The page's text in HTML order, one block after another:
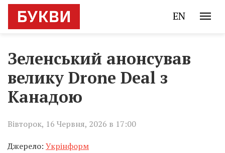
EN
Зеленський анонсував
велику Drone Deal з
Канадою
Вівторок, 16 Червня, 2026 в 17:00
Джерело: Укрінформ